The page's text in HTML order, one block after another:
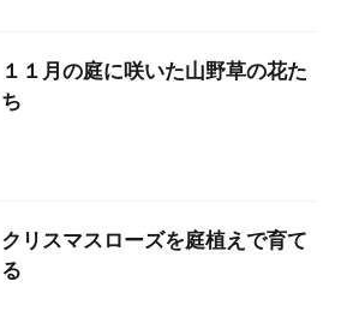
１１月の庭に咲いた山野草の花た
ち
クリスマスローズを庭植えで育て
る